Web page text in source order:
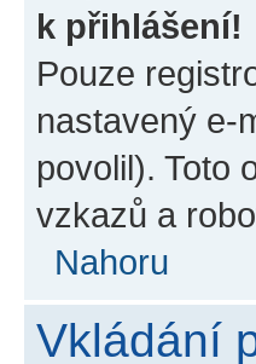
k přihlášení!
Pouze
nastavený e-
povolil). Toto
vzkazů a
Nahoru
Vkládání